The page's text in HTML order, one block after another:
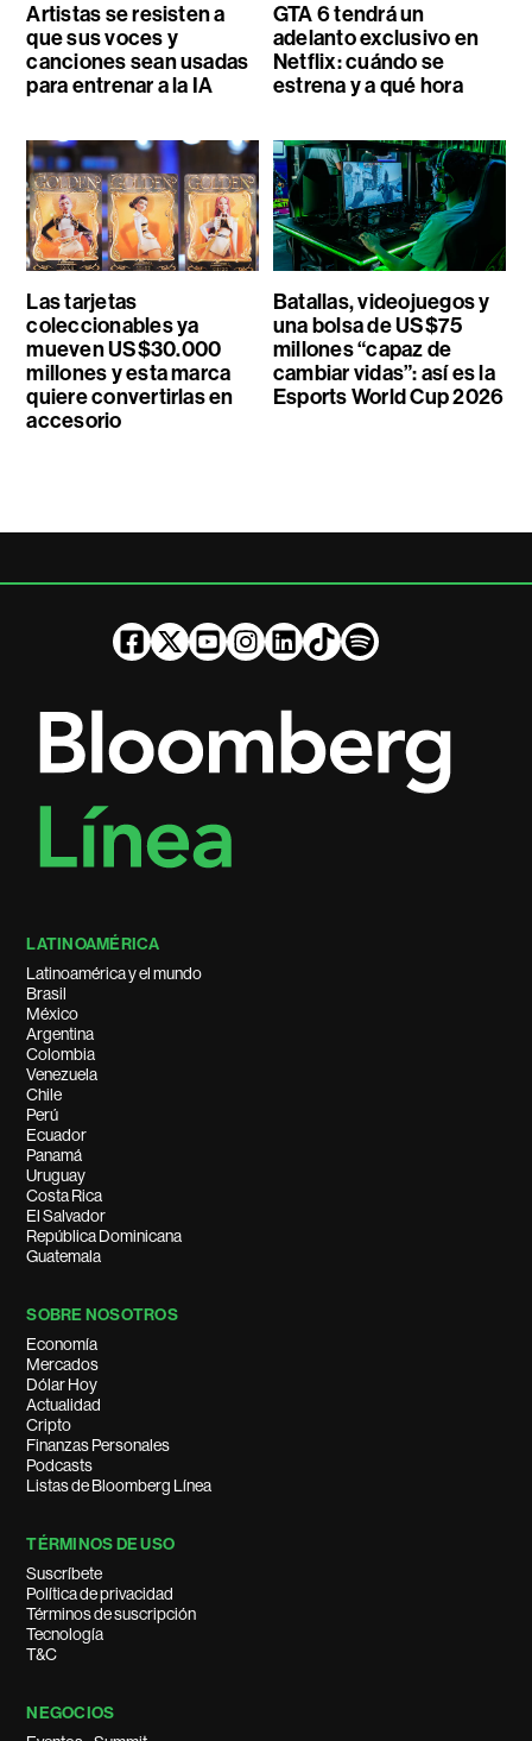
Artistas se resisten a
que sus voces y
canciones sean usadas
para entrenar a la IA
GTA 6 tendrá un
adelanto exclusivo en
Netflix: cuándo se
estrena y a qué hora
Las tarjetas
coleccionables ya
mueven US$30.000
millones y esta marca
quiere convertirlas en
accesorio
Batallas, videojuegos y
una bolsa de US$75
millones “capaz de
cambiar vidas”: así es la
Esports World Cup 2026
LATINOAMÉRICA
Latinoamérica y el mundo
Brasil
México
Argentina
Colombia
Venezuela
Chile
Perú
Ecuador
Panamá
Uruguay
Costa Rica
El Salvador
República Dominicana
Guatemala
SOBRE NOSOTROS
Economía
Mercados
Dólar Hoy
Actualidad
Cripto
Finanzas Personales
Podcasts
Listas de Bloomberg Línea
TÉRMINOS DE USO
Suscríbete
Política de privacidad
Términos de suscripción
Tecnología
T&C
NEGOCIOS